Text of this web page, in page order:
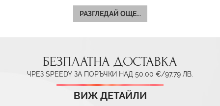
РАЗГЛЕДАЙ ОЩЕ...
БЕЗПЛАТНА ДОСТАВКА
ЧРЕЗ SPEEDY ЗА ПОРЪЧКИ НАД 50.00 €/97.79 ЛВ.
ВИЖ ДЕТАЙЛИ